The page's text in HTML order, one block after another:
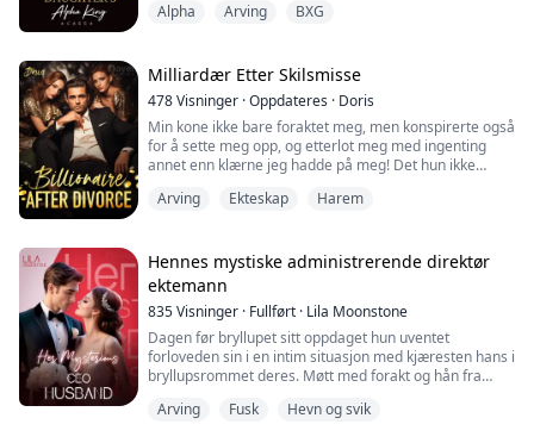
at vi skulle møtes her."
Jeg nikket forsiktig. Dette var Alfakongen. Ingenting
godt kunne komme ut ...
Alpha Arving BXG
Milliardær Etter Skilsmisse
478Visninger ·Oppdateres · Doris
Min kone ikke bare foraktet meg, men konspirerte også
for å sette meg opp, og etterlot meg med ingenting
annet enn klærne jeg hadde på meg! Det hun ikke
i hemmelighet hadde hjulpet henne de siste tre årene.
fikk vite sannheten, knelte h...
Arving Ekteskap Harem
Hennes mystiske administrerende direktør
ektemann
835Visninger · Fullført · Lila Moonstone
Dagen før bryllupet sitt oppdaget hun uventet
forloveden sin i en intim situasjon med kjæresten hans i
bryllupsrommet deres. Møtt med forakt og hån fra
fersken sammen med henne en mann hun bare hadde
Arving Fusk Hevn og svik